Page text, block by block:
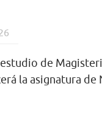
de
la asignatura